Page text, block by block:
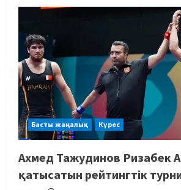
Басты жаңалық Күрес
Ахмед Тажудинов Ризабек
қатысатын рейтингтік
2
Басты жаңалық Бокс
Санжар
рингтегі
анықталды
05/08/2026